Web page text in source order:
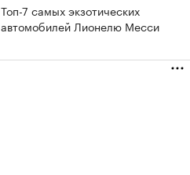
Топ-7 самых экзотических
автомобилей Лионелю Месси